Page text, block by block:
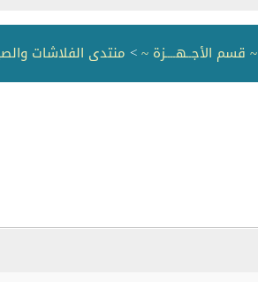
~ قسم الأجــهــــزة ~> منتدى الفلاشات